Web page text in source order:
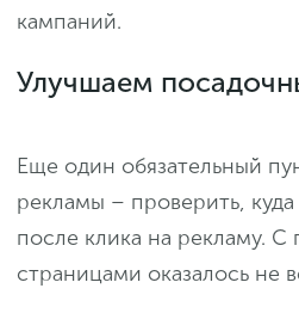
кампаний.
Улучшаем
Еще один обязательный
рекламы – проверить,
после клика на рекламу.
страницами оказалось не